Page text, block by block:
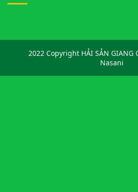
2022 Copyright HẢI SẢN GIANG
Nasani